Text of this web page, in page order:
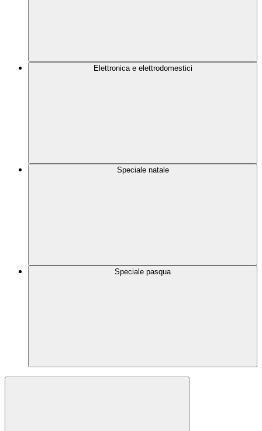
Elettronica e elettrodomestici
Speciale natale
Speciale pasqua